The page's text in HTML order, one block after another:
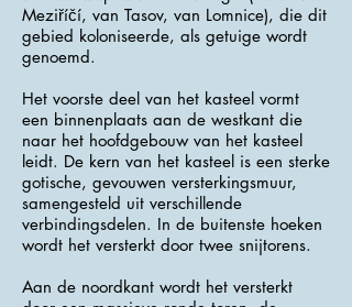
Meziříčí, van Tasov, van Lomnice), die dit
gebied koloniseerde, als getuige wordt
genoemd.
Het voorste deel van het kasteel vormt
een binnenplaats aan de westkant die
naar het hoofdgebouw van het kasteel
leidt. De kern van het kasteel is een sterke
gotische, gevouwen versterkingsmuur,
samengesteld uit verschillende
verbindingsdelen. In de buitenste hoeken
wordt het versterkt door twee snijtorens.
Aan de noordkant wordt het versterkt